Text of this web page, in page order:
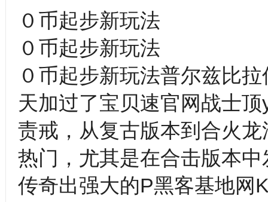
０币起步新玩法
０币起步新玩法
０币起步新玩法普尔兹比
天加过了宝贝速官网战士
责戒，从复古版本到合火
热门，尤其是在合击版本
传奇出强大的P黑客基地网